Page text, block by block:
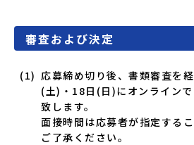
審査および決定
応募締め切り後、書類審査を経
(土) ・ 18日(日)にオンライン
致します。
面接時間は応募者が指定する
ご了承ください。